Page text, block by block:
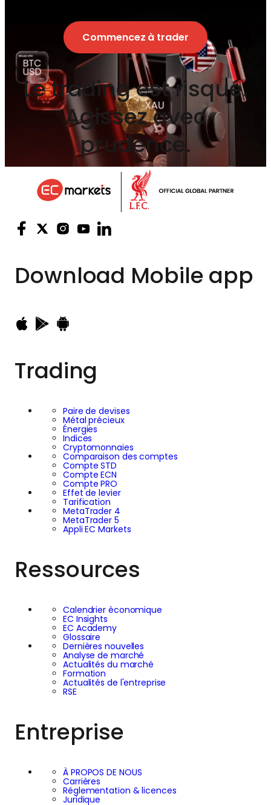
Commencez à trader
Le trading est risqué.
Agissez avec
prudence.
Download Mobile app
Trading
Paire de devises
Métal précieux
Énergies
Indices
Cryptomonnaies
Comparaison des comptes
Compte STD
Compte ECN
Compte PRO
Effet de levier
Tarification
MetaTrader 4
MetaTrader 5
Appli EC Markets
Ressources
Calendrier économique
EC Insights
EC Academy
Glossaire
Dernières nouvelles
Analyse de marché
Actualités du marché
Formation
Actualités de l'entreprise
RSE
Entreprise
À PROPOS DE NOUS
Carrières
Réglementation & licences
Juridique